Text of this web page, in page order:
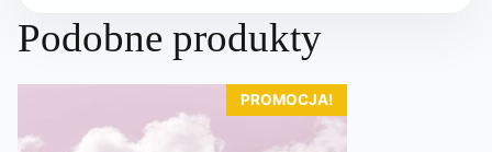
Podobne produkty
PROMOCJA!